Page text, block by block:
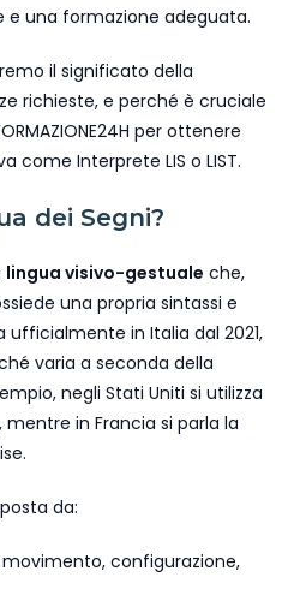
e una formazione adeguata.
il significato della
richieste, e perché è cruciale
per ottenere
come Interprete LIS o LIST.
dei Segni?
lingua visivo-gestuale che,
una propria sintassi e
in Italia dal 2021,
varia a seconda della
negli Stati Uniti si utilizza
mentre in Francia si parla la
da:
movimento, configurazione,